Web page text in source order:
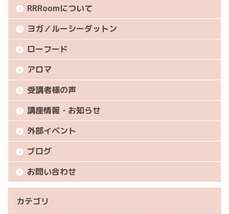
RRRoomについて
ヨガ／ルーシーダットン
ローフード
アロマ
受講者様の声
講座情報・お知らせ
外部イベント
ブログ
お問い合わせ
カテゴリ